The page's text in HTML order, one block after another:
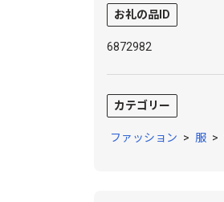
お礼の品ID
6872982
カテゴリー
ファッション > 服 >